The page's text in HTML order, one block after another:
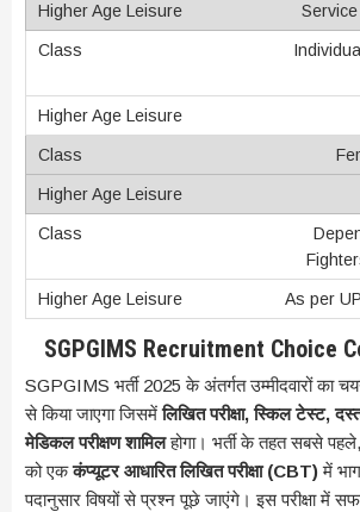
As per
SGPGIMS Recruitment Choice
SGPGIMS भर्ती 2025 के अंतर्गत उम्मीदवारों का
से किया जाएगा जिसमेंलिखित परीक्षा, स्किल टेस्ट,
मेडिकल परीक्षण शामिलहोगा। भर्ती के तहत सबसे पहले,
को एककंप्यूटर आधारित लिखित परीक्षा (CBT) में
पदानुसार विषयों से प्रश्न पूछे जाएंगे। इस परीक्षा में